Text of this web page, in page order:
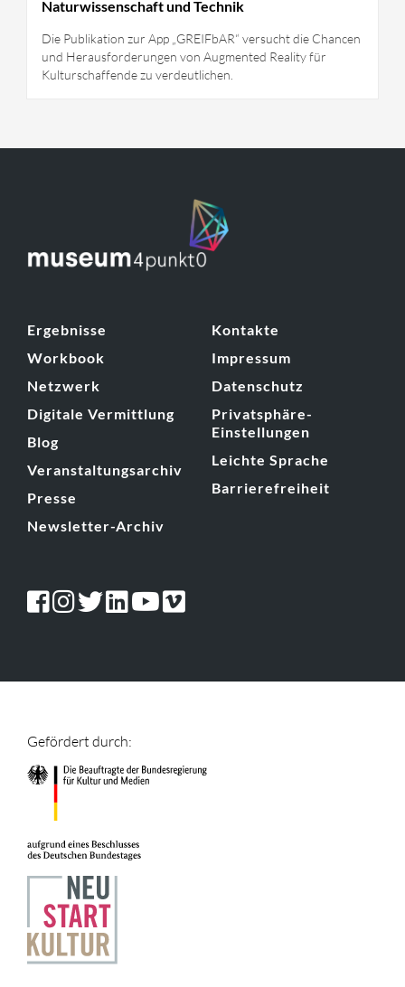
Naturwissenschaft und Technik
Die Publikation zur App „GREIFbAR“ versucht die Chancen
und Herausforderungen von Augmented Reality für
Kulturschaffende zu verdeutlichen.
Ergebnisse
Workbook
Netzwerk
Digitale Vermittlung
Blog
Veranstaltungsarchiv
Presse
Newsletter-Archiv
Kontakte
Impressum
Datenschutz
Privatsphäre-
Einstellungen
Leichte Sprache
Barrierefreiheit
Gefördert durch: